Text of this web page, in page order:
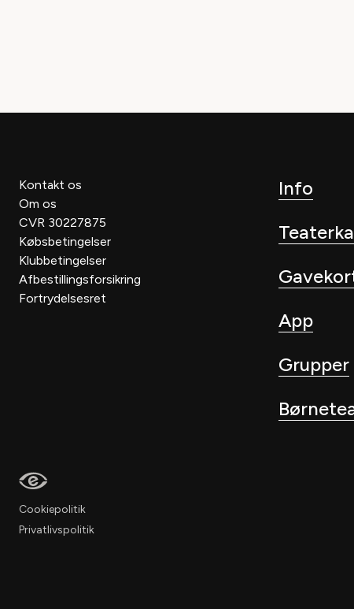
Kontakt os
Om os
CVR 30227875
Købsbetingelser
Klubbetingelser
Afbestillingsforsikring
Fortrydelsesret
Info
App
Grupper
Cookiepolitik
Privatlivspolitik